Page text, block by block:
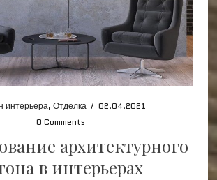
интерьера,Отделка / 02.04.2021
0 Comments
архитектурного
в интерьерах